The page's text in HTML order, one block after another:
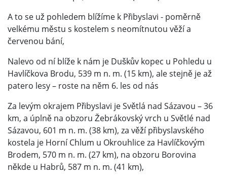
A to se už pohledem blížíme k Přibyslavi - poměrně
velkému městu s kostelem s neomítnutou věží a
červenou bání,
Nalevo od ní blíže k nám je Duškův kopec u Pohledu u
Havlíčkova Brodu, 539 m n. m. (15 km), ale stejně je až
patero lesy – roste na něm 6. les od nás
Za levým okrajem Přibyslavi je Světlá nad Sázavou – 36
km, a úplně na obzoru Žebrákovský vrch u Světlé nad
Sázavou, 601 m n. m. (38 km), za věží přibyslavského
kostela je Horní Chlum u Okrouhlice za Havlíčkovým
Brodem, 570 m n. m. (27 km), na obzoru Borovina
někde u Habrů, 587 m n. m. (41 km),